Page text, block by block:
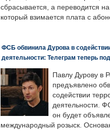
сбрасывается, а переводится на
который взимается плата с
ФСБ обвинила Дурова в
деятельности: Телеграм теперь
Павлу Дурову в
предъявлено
содействии
деятельности.
он будет
международный розыск.